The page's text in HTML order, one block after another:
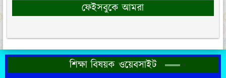
ফেইসবুকে আমরা
শিক্ষা বিষয়ক ওয়েবসাইট